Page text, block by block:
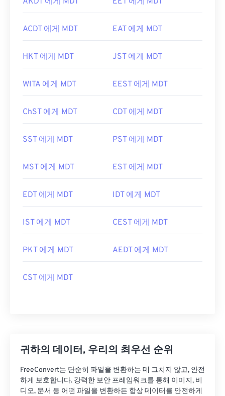
ACDT 에게 MDT EAT 에게 MDT
HKT 에게 MDT JST 에게 MDT
WITA 에게 MDT EEST 에게 MDT
ChST 에게 MDT CDT 에게 MDT
SST 에게 MDT PST 에게 MDT
MST 에게 MDT EST 에게 MDT
EDT 에게 MDT IDT 에게 MDT
IST 에게 MDT CEST 에게 MDT
PKT 에게 MDT AEDT 에게 MDT
CST 에게 MDT
귀하의 데이터, 우리의 최우선 순위
FreeConvert는 단순히 파일을 변환하는 데 그치지 않고, 안전
하게 보호합니다. 강력한 보안 프레임워크를 통해 이미지, 비
디오, 문서 등 어떤 파일을 변환하든 항상 데이터를 안전하게